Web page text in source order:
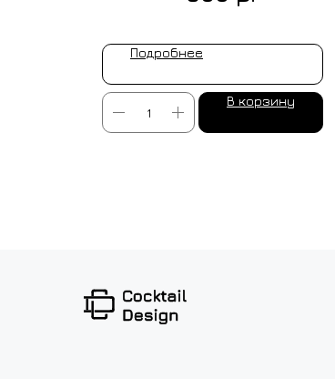
Подробнее
В корзину